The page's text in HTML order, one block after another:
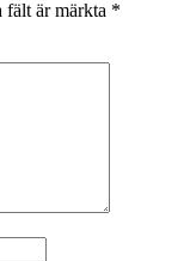
fält är märkta *